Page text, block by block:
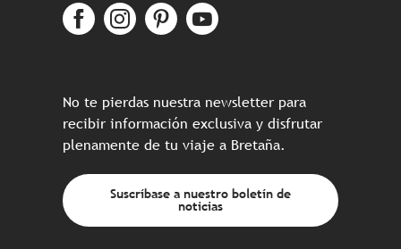
No te pierdas nuestra newsletter para
recibir información exclusiva y disfrutar
plenamente de tu viaje a Bretaña.
Suscríbase a nuestro boletín de
noticias